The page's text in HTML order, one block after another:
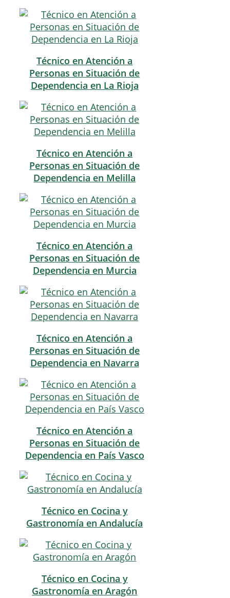
Técnico en Atención a
Personas en Situación de
Dependencia en La Rioja
Técnico en Atención a
Personas en Situación de
Dependencia en Melilla
Técnico en Atención a
Personas en Situación de
Dependencia en Murcia
Técnico en Atención a
Personas en Situación de
Dependencia en Navarra
Técnico en Atención a
Personas en Situación de
Dependencia en País Vasco
Técnico en Cocina y
Gastronomía en Andalucía
Técnico en Cocina y
Gastronomía en Aragón